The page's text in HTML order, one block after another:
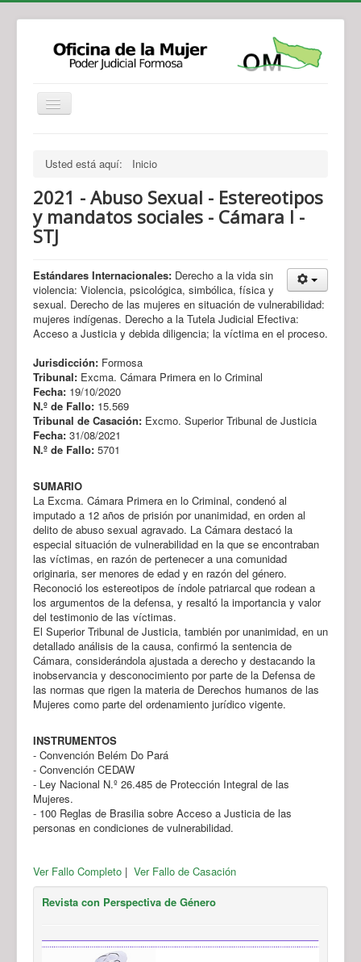
Legislación
Novedades
Recursos y Servicios de Atención
Contacto
Usted está aquí: Inicio
2021 - Abuso Sexual - Estereotipos
y mandatos sociales - Cámara I -
STJ
Estándares Internacionales: Derecho a la vida sin
violencia: Violencia, psicológica, simbólica, física y
sexual. Derecho de las mujeres en situación de vulnerabilidad:
mujeres indígenas. Derecho a la Tutela Judicial Efectiva:
Acceso a Justicia y debida diligencia; la víctima en el proceso.
Jurisdicción: Formosa
Tribunal: Excma. Cámara Primera en lo Criminal
Fecha: 19/10/2020
N.º de Fallo: 15.569
Tribunal de Casación: Excmo. Superior Tribunal de Justicia
Fecha: 31/08/2021
N.º de Fallo: 5701
SUMARIO
La Excma. Cámara Primera en lo Criminal, condenó al
imputado a 12 años de prisión por unanimidad, en orden al
delito de abuso sexual agravado. La Cámara destacó la
especial situación de vulnerabilidad en la que se encontraban
las víctimas, en razón de pertenecer a una comunidad
originaria, ser menores de edad y en razón del género.
Reconoció los estereotipos de índole patriarcal que rodean a
los argumentos de la defensa, y resaltó la importancia y valor
del testimonio de las víctimas.
El Superior Tribunal de Justicia, también por unanimidad, en un
detallado análisis de la causa, confirmó la sentencia de
Cámara, considerándola ajustada a derecho y destacando la
inobservancia y desconocimiento por parte de la Defensa de
las normas que rigen la materia de Derechos humanos de las
Mujeres como parte del ordenamiento jurídico vigente.
INSTRUMENTOS
- Convención Belém Do Pará
- Convención CEDAW
- Ley Nacional N.º 26.485 de Protección Integral de las
Mujeres.
- 100 Reglas de Brasilia sobre Acceso a Justicia de las
personas en condiciones de vulnerabilidad.
Ver Fallo Completo | Ver Fallo de Casación
Revista con Perspectiva de Género